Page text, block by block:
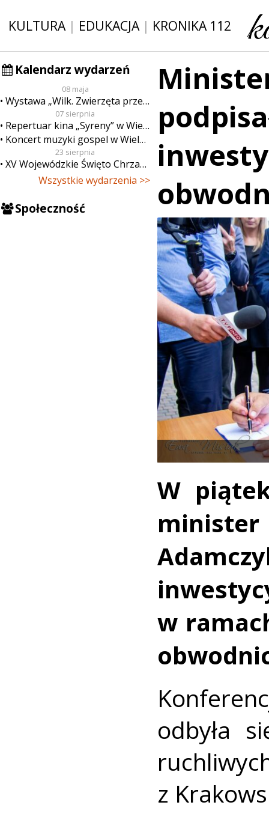
KULTURA| EDUKACJA| KRONIKA 112
Kalendarz wydarzeń
08 maja
Wystawa „Wilk. Zwierzęta przeklęte”
07 sierpnia
Repertuar kina „Syreny” w Wieluniu w dn. od 7 do 13 sierpnia
Koncert muzyki gospel w Wieluniu
23 sierpnia
XV Wojewódzkie Święto Chrzanu
Wszystkie wydarzenia >>
Społeczność
W
w
odbyła
z